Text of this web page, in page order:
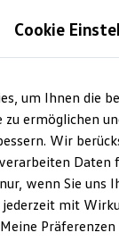
Fahrzeuge
Cookie
um Ihnen die
zu ermöglichen
Wir
wenn Sie uns
jederzeit mit